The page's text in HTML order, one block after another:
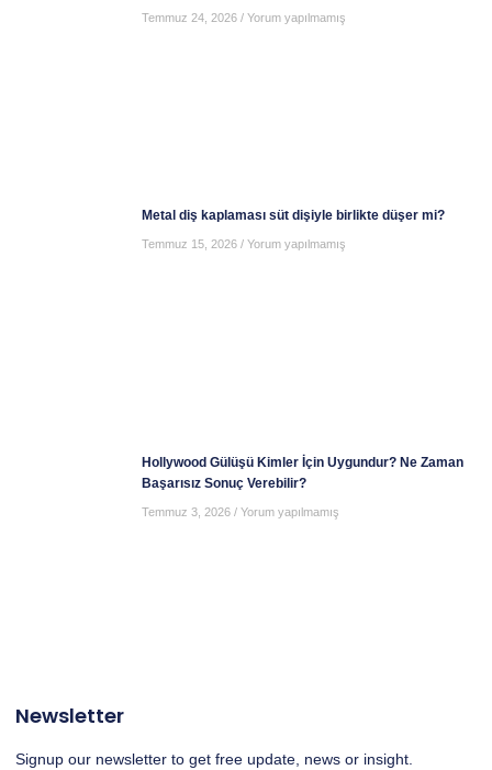
Temmuz 24, 2026 Yorum yapılmamış
Metal diş kaplaması süt dişiyle birlikte düşer mi?
Temmuz 15, 2026 Yorum yapılmamış
Hollywood Gülüşü Kimler İçin Uygundur? Ne Zaman
Başarısız Sonuç Verebilir?
Temmuz 3, 2026 Yorum yapılmamış
Newsletter
Signup our newsletter to get free update, news or insight.